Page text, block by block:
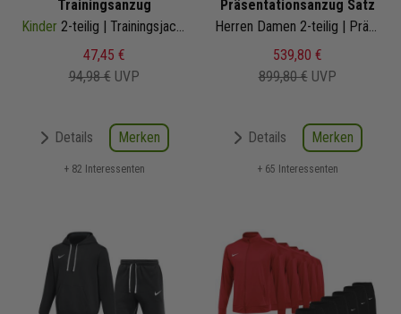
Trainingsanzug
Kinder 2-teilig | Trainingsjacke Trainingshose
47,45 €
94,98 € UVP
Details Merken
+ 82 Interessenten
Präsentationsanzug Satz
Herren Damen 2-teilig | Präsentationsjacke Präsentationshose
539,80 €
899,80 € UVP
Details Merken
+ 65 Interessenten